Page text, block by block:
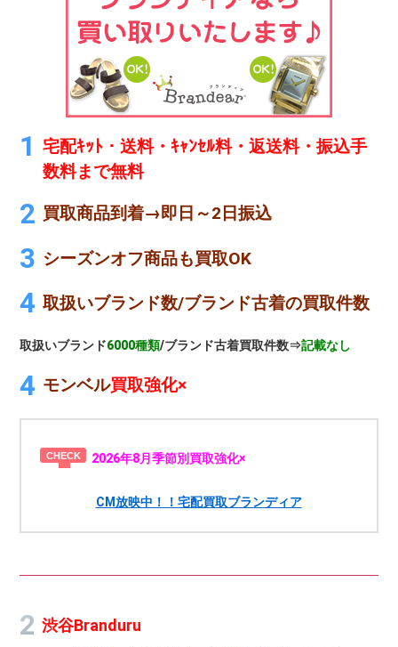
宅配ｷｯﾄ・送料・ｷｬﾝｾﾙ料・返送料・振込手
数料まで無料
買取商品到着→即日～2日振込
シーズンオフ商品も買取OK
取扱いブランド数/ブランド古着の買取件数
取扱いブランド6000種類/ブランド古着買取件数⇒記載なし
モンベル買取強化×
2026年8月季節別買取強化×
CM放映中！！宅配買取ブランディア
渋谷Branduru